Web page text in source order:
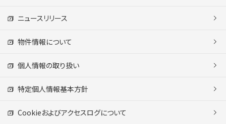
ニュースリリース
物件情報について
個人情報の取り扱い
特定個人情報基本方針
Cookieおよびアクセスログについて